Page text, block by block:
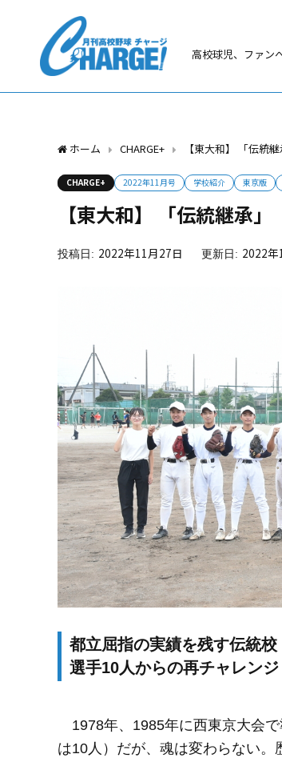
高校球児、ファン
ホーム CHARGE+ 【東大和】 「伝統
CHARGE+ 2022年11月号 学校紹介 東京版
【東大和】 「伝統継承
2022年11月27日 2022年
都立屈指の実績を残す伝統校
選手10人からの再チャレンジ
1978年、1985年に西東京大会
は10人）だが、魂は変わらない